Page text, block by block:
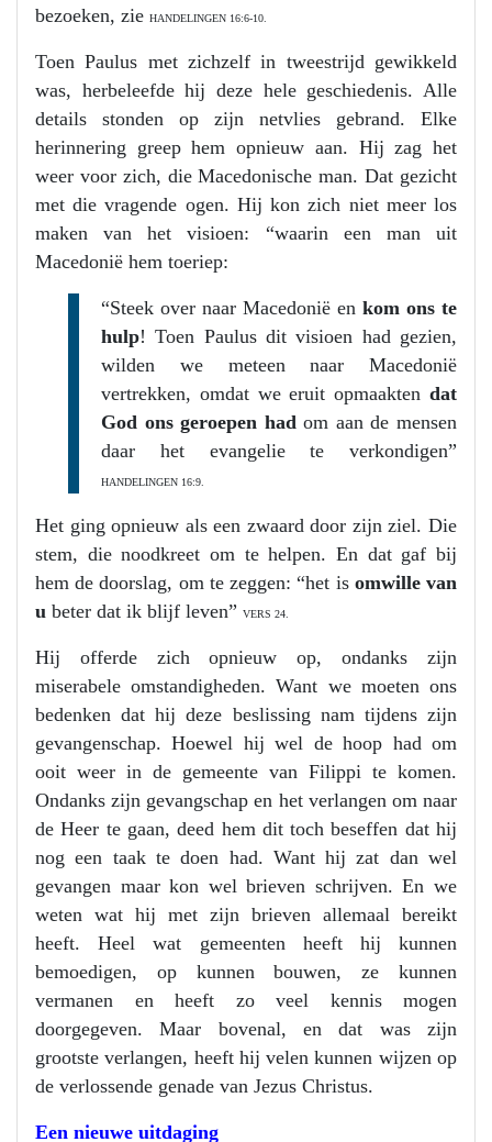
bezoeken, zie HANDELINGEN 16:6-10.
Toen Paulus met zichzelf in tweestrijd gewikkeld
was, herbeleefde hij deze hele geschiedenis. Alle
details stonden op zijn netvlies gebrand. Elke
herinnering greep hem opnieuw aan. Hij zag het
weer voor zich, die Macedonische man. Dat gezicht
met die vragende ogen. Hij kon zich niet meer los
maken van het visioen: “waarin een man uit
Macedonië hem toeriep:
“Steek over naar Macedonië en kom ons te
hulp! Toen Paulus dit visioen had gezien,
wilden we meteen naar Macedonië
vertrekken, omdat we eruit opmaakten dat
God ons geroepen hadom aan de mensen
daar het evangelie te verkondigen”
HANDELINGEN 16:9.
Het ging opnieuw als een zwaard door zijn ziel. Die
stem, die noodkreet om te helpen. En dat gaf bij
hem de doorslag, om te zeggen: “het is omwille van
u beter dat ik blijf leven” VERS 24.
Hij offerde zich opnieuw op, ondanks zijn
miserabele omstandigheden. Want we moeten ons
bedenken dat hij deze beslissing nam tijdens zijn
gevangenschap. Hoewel hij wel de hoop had om
ooit weer in de gemeente van Filippi te komen.
Ondanks zijn gevangschap en het verlangen om naar
de Heer te gaan, deed hem dit toch beseffen dat hij
nog een taak te doen had. Want hij zat dan wel
gevangen maar kon wel brieven schrijven. En we
weten wat hij met zijn brieven allemaal bereikt
heeft. Heel wat gemeenten heeft hij kunnen
bemoedigen, op kunnen bouwen, ze kunnen
vermanen en heeft zo veel kennis mogen
doorgegeven. Maar bovenal, en dat was zijn
grootste verlangen, heeft hij velen kunnen wijzen op
de verlossende genade van Jezus Christus.
Een nieuwe uitdaging